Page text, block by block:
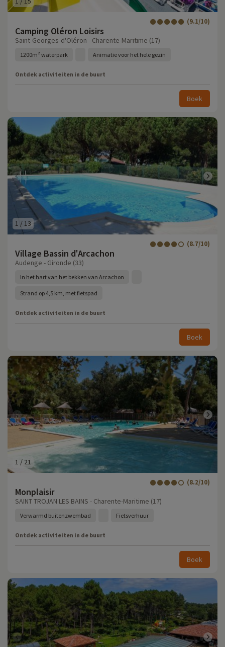
Camping Oléron Loisirs
(9.1/10)
Saint-Georges-d'Oléron - Charente-Maritime (17)
1200m² waterpark Animatie voor het hele gezin
Ontdek activiteiten in de buurt
Boek
1 / 13
Village Bassin d'Arcachon
(8.7/10)
Audenge - Gironde (33)
In het hart van het bekken van Arcachon
Strand op 4,5 km, met fietspad
Ontdek activiteiten in de buurt
Boek
1 / 21
Monplaisir
(8.2/10)
SAINT TROJAN LES BAINS - Charente-Maritime (17)
Verwarmd buitenzwembad Fietsverhuur
Ontdek activiteiten in de buurt
Boek